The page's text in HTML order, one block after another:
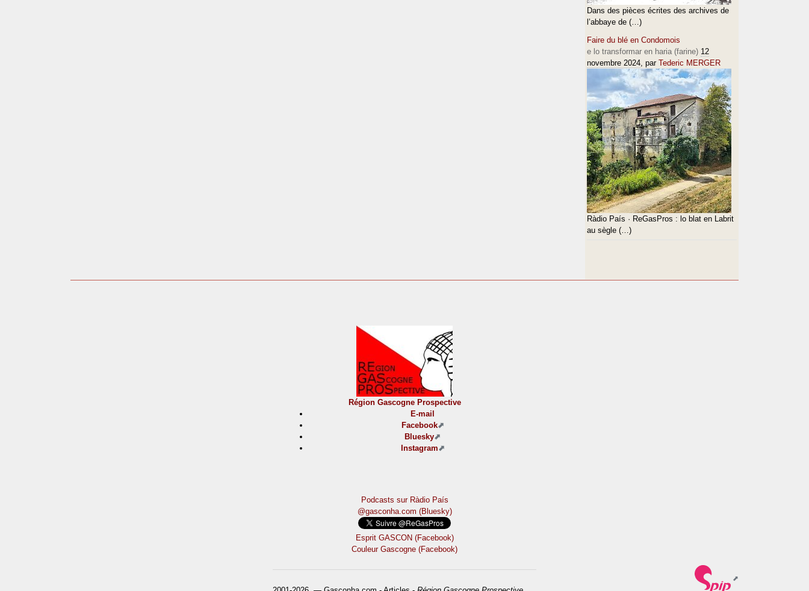
Dans des pièces écrites des archives de
l’abbaye de (…)
Faire du blé en Condomois
e lo transformar en haria (farine) 12
novembre 2024, par Tederic MERGER
Ràdio País · ReGasPros : lo blat en Labrit
au sègle (…)
Région Gascogne Prospective
E-mail
Facebook
Bluesky
Instagram
Podcasts sur Ràdio País
@gasconha.com (Bluesky)
Esprit GASCON (Facebook)
Couleur Gascogne (Facebook)